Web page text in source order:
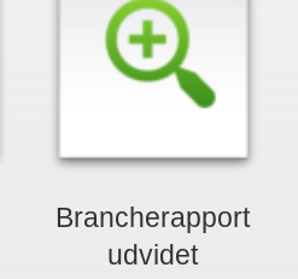
Brancherapport
udvidet